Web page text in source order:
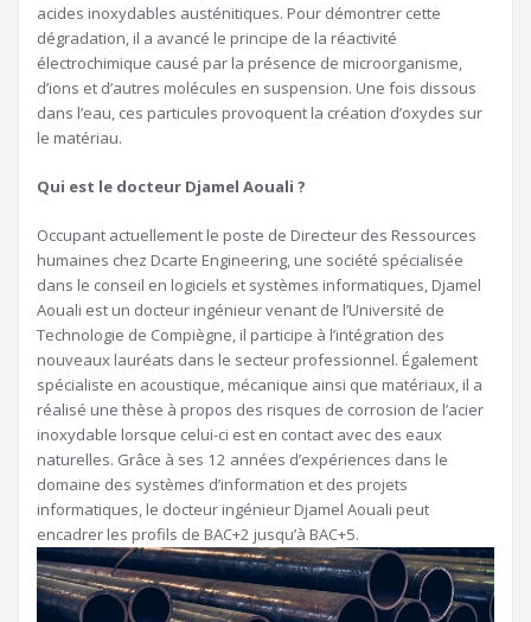
acides inoxydables austénitiques. Pour démontrer cette
dégradation, il a avancé le principe de la réactivité
électrochimique causé par la présence de microorganisme,
d’ions et d’autres molécules en suspension. Une fois dissous
dans l’eau, ces particules provoquent la création d’oxydes sur
le matériau.
Qui est le docteur Djamel Aouali ?
Occupant actuellement le poste de Directeur des Ressources
humaines chez Dcarte Engineering, une société spécialisée
dans le conseil en logiciels et systèmes informatiques, Djamel
Aouali est un docteur ingénieur venant de l’Université de
Technologie de Compiègne, il participe à l’intégration des
nouveaux lauréats dans le secteur professionnel. Également
spécialiste en acoustique, mécanique ainsi que matériaux, il a
réalisé une thèse à propos des risques de corrosion de l’acier
inoxydable lorsque celui-ci est en contact avec des eaux
naturelles. Grâce à ses 12 années d’expériences dans le
domaine des systèmes d’information et des projets
informatiques, le docteur ingénieur Djamel Aouali peut
encadrer les profils de BAC+2 jusqu’à BAC+5.